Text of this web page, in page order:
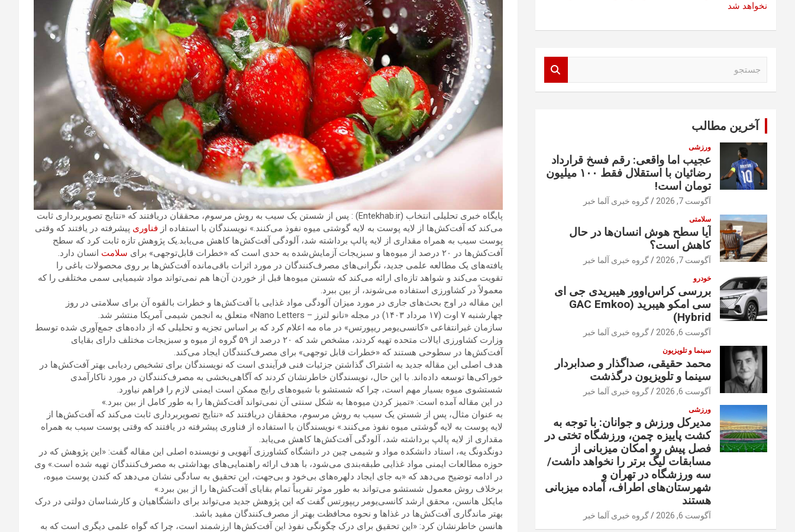
پایگاه خبری تحلیلی انتخاب (Entekhab.ir) : پس از شستن یک سیب به روش مرسوم، محققان دریافتند که «نتایج تصویربرداری ثابت
می‌کند که آفت‌کش‌ها از لایه پوست به لایه گوشتی میوه نفوذ می‌کنند.» نویسندگان با استفاده از فناوری پیشرفته در یافتند که وقتی
پوست سیب به همراه مقداری از لایه پالپ برداشته شد، آلودگی آفت‌کش‌ها کاهش می‌یابد.یک پژوهش تازه ثابت کرد که سطح
آفت‌کش‌ها در ۲۰ درصد از میوه‌ها و سبزیجات آزمایش‌شده به حدی است که «خطرات قابل‌توجهی» برای
سلامت انسان دارد.
یافته‌های یک مطالعه علمی جدید، نگرانی‌های مصرف‌کنندگان در مورد اثرات باقی‌مانده آفت‌کش‌ها بر روی محصولات باغی را
تقویت می‌کند و شواهد تازه‌ای ارائه می‌کند که شستن میوه‌ها قبل از خوردن آن‌ها هم نمی‌تواند مواد شیمیایی سمی مختلفی را که
معمولاً در کشاورزی استفاده می‌شوند، از بین ببرد.
این مقاله در اوج بحث‌های جاری در مورد میزان آلودگی مواد غذایی با آفت‌کش‌ها و خطرات بالقوه آن برای سلامتی در روز
چهارشنبه ۷ اوت (۱۷ مرداد ۱۴۰۳) در مجله «نانو لترز – Nano Letters» متعلق به انجمن شیمی آمریکا منتشر شد.
سازمان غیرانتفاعی «کانسی‌یومر ریپورتس» در ماه مه اعلام کرد که بر اساس تجزیه و تحلیلی که از داده‌های جمع‌آوری شده توسط
وزارت کشاورزی ایالات متحده تهیه کردند، مشخص شد که ۲۰ درصد از ۵۹ گروه از میوه و سبزیجات مختلف دارای بقایای
آفت‌کش‌ها در سطوحی هستند که «خطرات قابل توجهی» برای مصرف‌کنندگان ایجاد می‌کند.
هدف اصلی این مقاله جدید به اشتراک گذاشتن جزئیات فنی فرآیندی است که نویسندگان برای تشخیص ردیابی بهتر آفت‌کش‌ها در
خوراکی‌ها توسعه داده‌اند. با این حال، نویسندگان خاطرنشان کردند که آگاهی‌بخشی به مصرف‌کنندگان در مورد ناکارآمدی
شستشوی میوه بسیار مهم است، چرا که شستشو با شیوه‌های رایج ممکن است ایمنی لازم را فراهم نیاورد.
در این مقاله آمده است: «تمیز کردن میوه‌ها به شکل سنتی آن نمی‌تواند آفت‌کش‌ها را به طور کامل از بین ببرد.»
به عنوان مثال، پس از شستن یک سیب به روش مرسوم، محققان دریافتند که «نتایج تصویربرداری ثابت می‌کند که آفت‌کش‌ها از
لایه پوست به لایه گوشتی میوه نفوذ می‌کنند.» نویسندگان با استفاده از فناوری پیشرفته در یافتند که وقتی پوست سیب به همراه
مقداری از لایه پالپ برداشته شد، آلودگی آفت‌کش‌ها کاهش می‌یابد.
دونگدونگ یه، استاد دانشکده مواد و شیمی چین در دانشگاه کشاورزی آنهویی و نویسنده اصلی این مقاله گفت: «این پژوهش که در
حوزه مطالعات ایمنی مواد غذایی طبقه‌بندی می‌شود، با هدف ارائه راهنمایی‌های بهداشتی به مصرف‌کنندگان تهیه شده است.» وی
در ادامه توضیح می‌دهد که «به جای ایجاد دلهره‌های بی‌خود و بی‌جهت، این تحقیق به سادگی نشان می‌دهد که کندن پوست میوه،
برخلاف روش معمول شستشو می‌تواند به طور موثر تقریباً تمام بقایای آفت‌کش‌ها را از بین ببرد.»
مایکل هانسن، محقق ارشد کانسی‌یومر ریپورتس گفت که این پژوهش جدید می‌تواند برای دانشگاهیان و کارشناسان دولتی در درک
بهتر ماندگاری آفت‌کش‌ها در غذاها و نحوه محافظت بهتر از مصرف‌کنندگان مفید باشد.
هانسن خاطرنشان کرد: «این تحقیق برای درک چگونگی نفوذ این آفت‌کش‌ها ارزشمند است، چرا که گواه علمی دیگری است که به
نخواهد شد
آخرین مطالب
ورزشی
عجیب اما واقعی: رقم فسخ قرارداد
رضائیان با استقلال فقط ۱۰۰ میلیون
تومان است!
آگوست 7, 2026 گروه خبری آلما خبر
سلامتی
آیا سطح هوش انسان‌ها در حال
کاهش است؟
آگوست 7, 2026 گروه خبری آلما خبر
خودرو
بررسی کراس‌اوور هیبریدی جی ای
سی امکو هیبرید (GAC Emkoo
Hybrid)
آگوست 6, 2026 گروه خبری آلما خبر
سینما و تلویزیون
محمد حقیقی، صداگذار و صدابردار
سینما و تلویزیون درگذشت
آگوست 6, 2026 گروه خبری آلما خبر
ورزشی
مدیرکل ورزش و جوانان: با توجه به
کشت پاییزه چمن، ورزشگاه تختی در
فصل پیش رو امکان میزبانی از
مسابقات لیگ برتر را نخواهد داشت/
سه ورزشگاه در تهران و
شهرستان‌های اطراف، آماده میزبانی
هستند
آگوست 6, 2026 گروه خبری آلما خبر